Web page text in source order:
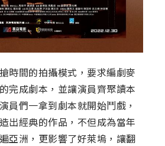
時間的拍攝模式，要求編劇麥
完成劇本，並讓演員齊聚讀本
員們一拿到劇本就開始鬥戲，
出經典的作品，不但成為當年
亞洲，更影響了好萊塢，讓翻